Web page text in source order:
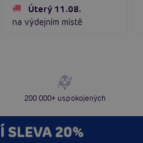
Úterý 11.08.
na výdejním místě
200 000+ uspokojených